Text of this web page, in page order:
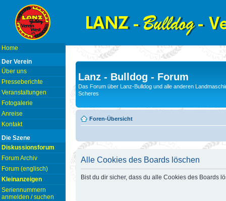
Home
Der Verein
Über uns
Presseberichte
Veranstaltungen
Fotogalerie
Anreise
Kontakt
Die Szene
Diskussionsforum
Forum Archiv
Forum (englisch)
Kleinanzeigen
Seriennummern
anmelden / suchen
Lanz - Bulldog - Forum
Das Forum über Lanz-Bulldog und alle anderen
Scheres
Foren-Übersicht
Alle Cookies des Boards löschen
Bist du dir sicher, dass du alle Cookies des Boards